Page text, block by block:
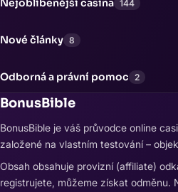
Nejoblíbenější casina 144
Nové články 8
Odborná a právní pomoc 2
BonusBible
BonusBible je váš průvodce online
založené na vlastním testování –
Obsah obsahuje provizní (affiliate)
registrujete, můžeme získat odměnu.